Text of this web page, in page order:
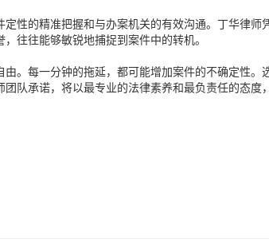
性的精准把握和与办案机关的有效沟通。丁华律师
往往能够敏锐地捕捉到案件中的转机。
。每一分钟的拖延，都可能增加案件的不确定性。
队承诺，将以最专业的法律素养和最负责任的态度